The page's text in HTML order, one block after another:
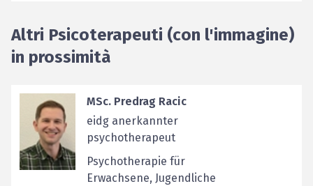
Altri Psicoterapeuti (con l'immagine)
in prossimità
MSc. Predrag Racic
eidg anerkannter
psychotherapeut
Psychotherapie für
Erwachsene, Jugendliche